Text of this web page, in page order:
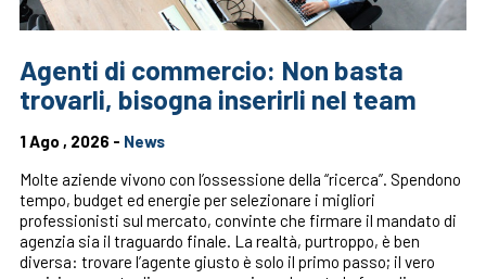
Agenti di commercio: Non basta
trovarli, bisogna inserirli nel team
1 Ago , 2026 - News
Molte aziende vivono con l’ossessione della “ricerca”. Spendono
tempo, budget ed energie per selezionare i migliori
professionisti sul mercato, convinte che firmare il mandato di
agenzia sia il traguardo finale. La realtà, purtroppo, è ben
diversa: trovare l’agente giusto è solo il primo passo; il vero